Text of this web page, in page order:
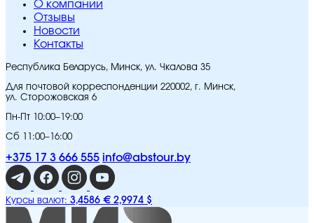
O компании
Отзывы
Новости
Контакты
Республика Беларусь, Минск, ул. Чкалова 35
Для почтовой корреспонденции 220002, г. Минск,
ул. Сторожовская 6
Пн-Пт 10:00–19:00
Сб 11:00–16:00
+375 17 3 666 555 info@abstour.by
Курсы валют: 3,4586 € 2,9974 $